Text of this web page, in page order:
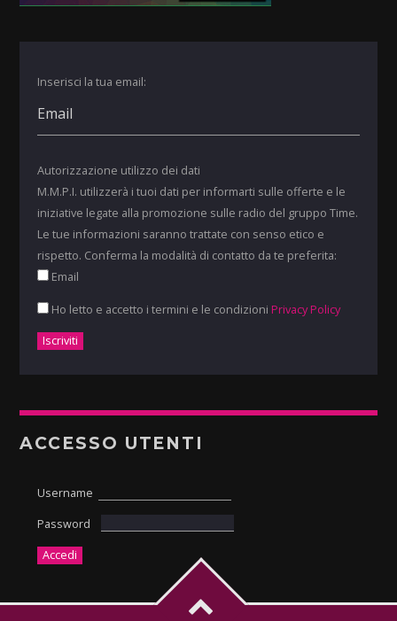
Inserisci la tua email:
Autorizzazione utilizzo dei dati
M.M.P.I. utilizzerà i tuoi dati per informarti sulle offerte e le
iniziative legate alla promozione sulle radio del gruppo Time.
Le tue informazioni saranno trattate con senso etico e
rispetto. Conferma la modalità di contatto da te preferita:
Email
Ho letto e accetto i termini e le condizioni Privacy Policy
ACCESSO UTENTI
Username
Password